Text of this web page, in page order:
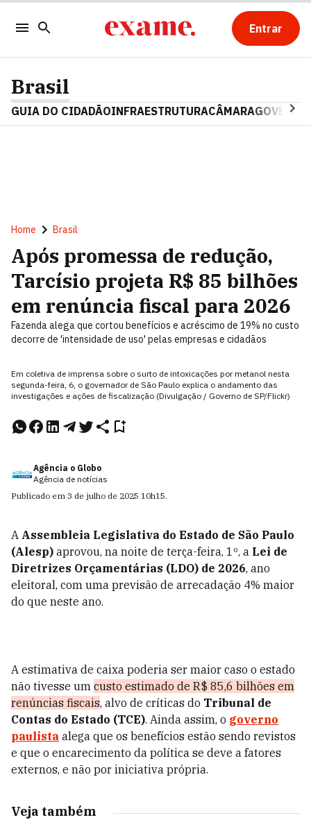
Entrar
Brasil
GUIA DO CIDADÃOINFRAESTRUTURACÂMARAGOVERNO
Home Brasil
Após promessa de redução,
Tarcísio projeta R$ 85 bilhões
em renúncia fiscal para 2026
Fazenda alega que cortou benefícios e acréscimo de 19% no custo
decorre de 'intensidade de uso' pelas empresas e cidadãos
Em coletiva de imprensa sobre o surto de intoxicações por metanol nesta
segunda-feira, 6, o governador de São Paulo explica o andamento das
investigações e ações de fiscalização (Divulgação / Governo de SP/Flickr)
Agência o Globo
Agência de notícias
Publicado em 3 de julho de 2025 10h15.
A Assembleia Legislativa do Estado de São Paulo
(Alesp) aprovou, na noite de terça-feira, 1º, a Lei de
Diretrizes Orçamentárias (LDO) de 2026, ano
eleitoral, com uma previsão de arrecadação 4% maior
do que neste ano.
A estimativa de caixa poderia ser maior caso o estado
não tivesse um custo estimado de R$ 85,6 bilhões em
renúncias fiscais, alvo de críticas do Tribunal de
Contas do Estado (TCE). Ainda assim, o governo
paulista alega que os benefícios estão sendo revistos
e que o encarecimento da política se deve a fatores
externos, e não por iniciativa própria.
Veja também